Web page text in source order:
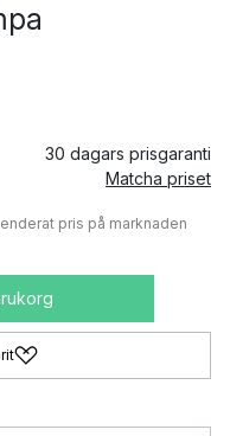
30 dagars prisgaranti
Matcha priset
pris på marknaden